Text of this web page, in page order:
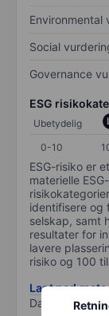
Environmental
Social
Governance
ESG
Ubetydelig
0-10
ESG-risiko er
materielle
identifisere og
selskap, samt
resultater for
lavere
risiko og 100
Last ned
Data levert av